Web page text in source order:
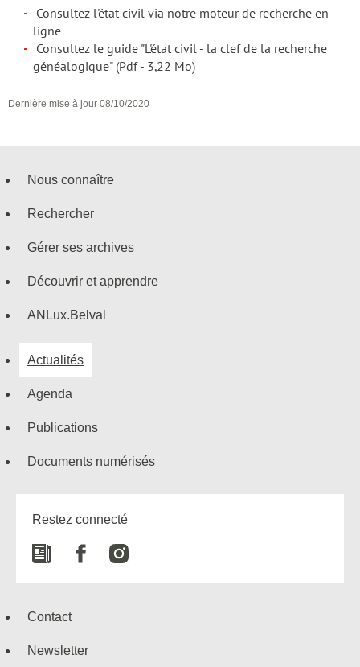
Consultez l'état civil via notre moteur de recherche en
ligne
Consultez le guide "L'état civil - la clef de la recherche
généalogique" (Pdf - 3,22 Mo)
Dernière mise à jour 08/10/2020
Menu
de
navigation
Nous connaître
Rechercher
Gérer ses archives
Découvrir et apprendre
ANLux.Belval
Actualités
Agenda
Publications
Documents numérisés
Restez connecté
NewspaperFacebook
Contact
Newsletter